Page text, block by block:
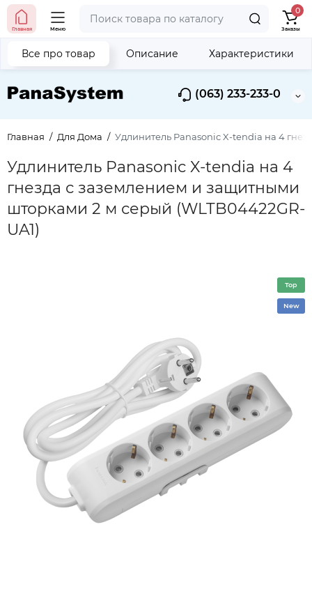
(063) 233-233-0
Главная Меню
0
Заказы
Главная Для Дома Удлинитель Panasonic X-tendia на 4
Удлинитель Panasonic X-tendia на 4
гнезда с заземлением и защитными
шторками 2 м серый (WLTB04422GR-
UA1)
Все про товар Описание Характеристики
Top
New